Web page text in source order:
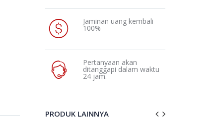
Jaminan uang kembali
100%
Pertanyaan akan
ditanggapi dalam waktu
24 jam.
PRODUK LAINNYA